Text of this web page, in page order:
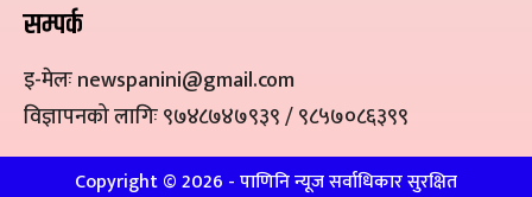
सम्पर्क
इ-मेलः newspanini@gmail.com
विज्ञापनको लागिः ९७४८७४७९३९ / ९८५७०८६३९९
Copyright ©2026 - पाणिनि न्यूज सर्वाधिकार सुरक्षित